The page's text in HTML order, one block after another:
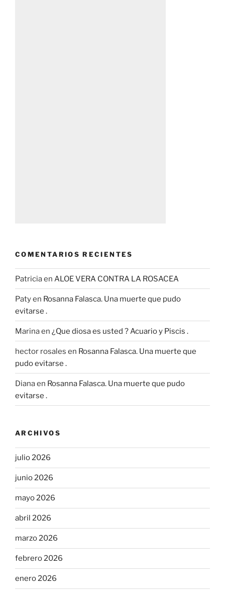
COMENTARIOS RECIENTES
Patriciaen ALOE VERA CONTRA LA ROSACEA
Patyen Rosanna Falasca. Una muerte que pudo
evitarse .
Marinaen ¿Que diosa es usted ? Acuario y Piscis .
hector rosales en Rosanna Falasca. Una muerte que
pudo evitarse .
Dianaen Rosanna Falasca. Una muerte que pudo
evitarse .
ARCHIVOS
julio 2026
junio 2026
mayo 2026
abril 2026
marzo 2026
febrero 2026
enero 2026